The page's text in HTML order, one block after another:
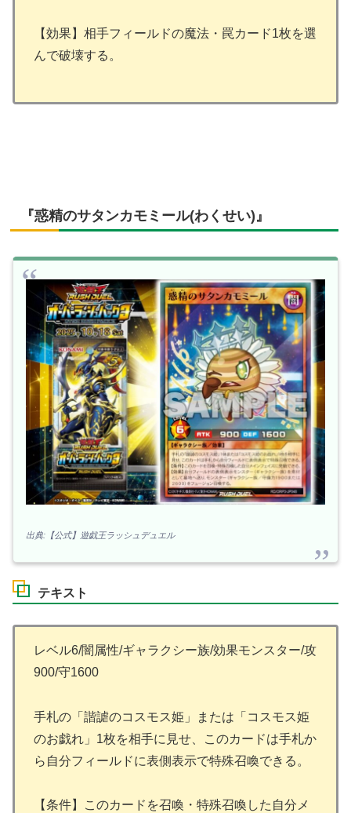
【効果】相手フィールドの魔法・罠カード1枚を選
んで破壊する。
『惑精のサタンカモミール(わくせい)』
出典:【公式】遊戯王ラッシュデュエル
テキスト
レベル6/闇属性/ギャラクシー族/効果モンスター/攻
900/守1600
手札の「諧謔のコスモス姫」または「コスモス姫
のお戯れ」1枚を相手に見せ、このカードは手札か
ら自分フィールドに表側表示で特殊召喚できる。
【条件】このカードを召喚・特殊召喚した自分メ